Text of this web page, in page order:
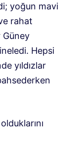
yoğun mavi
rahat
Hepsi
yıldızlar